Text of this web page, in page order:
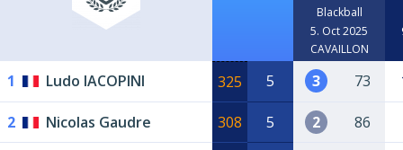
Blackball
5. Oct 2025
CAVAILLON
1 Ludo IACOPINI 325 5 3 73
2 Nicolas Gaudre 308 5 2 86